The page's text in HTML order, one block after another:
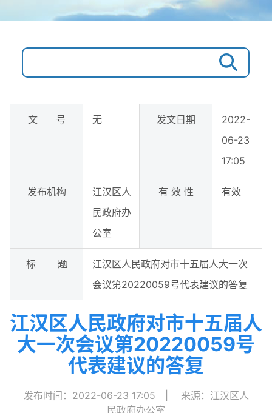
文 号 无 发文日期
2022-
06-23
17:05
发布机构
江汉区人
民政府办
公室
有 效 性 有效
标 题
江汉区人民政府对市十五届人大一次
会议第20220059号代表建议的答复
江汉区人民政府对市十五届人
大一次会议第20220059号
代表建议的答复
发布时间：2022-06-23 17:05
来源：江汉区人
民政府办公室